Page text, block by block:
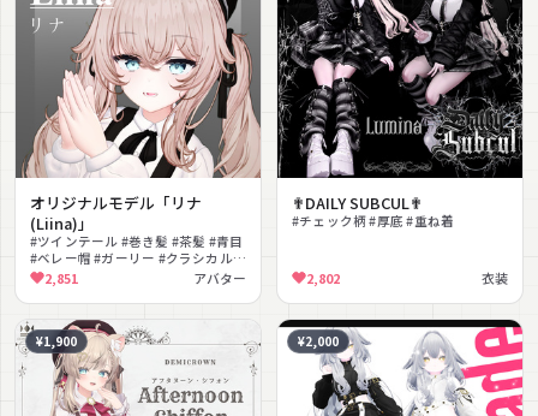
オリジナルモデル「リナ
(Liina)」
#ツインテール #巻き髪 #茶髪 #青目
#ベレー帽 #ガーリー #クラシカル
#lilToon対応 #シェイプキー #VRM
対応
2,851 アバター
✟DAILY SUBCUL✟
#チェック柄 #厚底 #重ね着
2,802 衣装
¥1,900 ¥2,000